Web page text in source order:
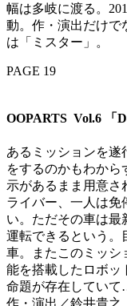
幅は多岐に渡る。
動。作・演出だけで
は「ミスター」。
PAGE 19
OOPARTS Vol.6 「
あるミッションを遂
をするのかもわか
示があるまま用意さ
ライバー、一人は免
い。ただその車は最
運転できるという。
車。またこのミッシ
能を搭載したロボッ
命題が存在してい
作・演出／鈴井貴之